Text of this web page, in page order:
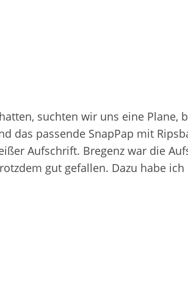
suchten wir uns eine Plane,
das passende SnapPap mit
Aufschrift. Bregenz war die
gut gefallen. Dazu habe